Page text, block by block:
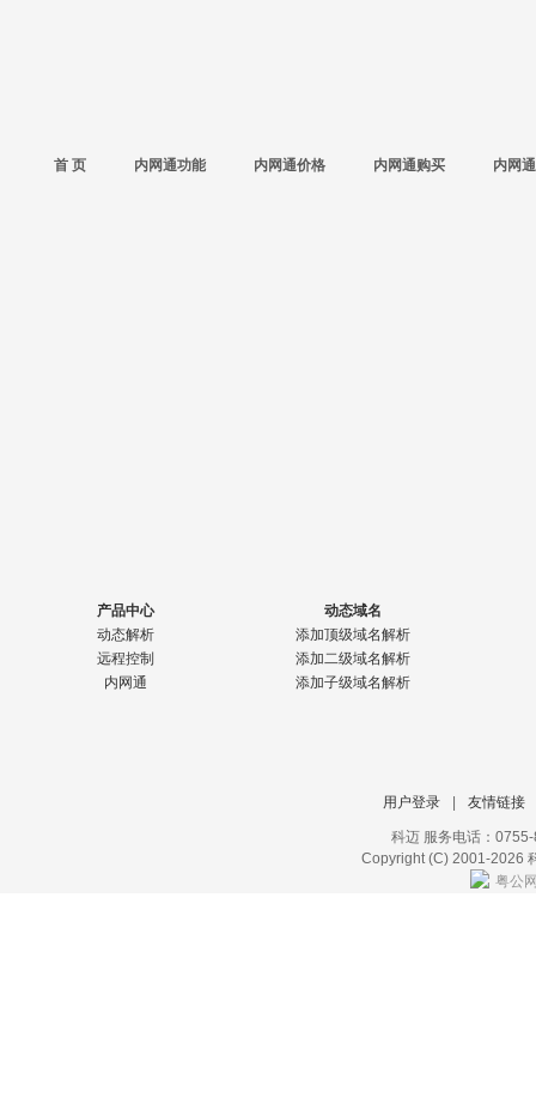
首 页 内网通功能 内网通价格 内网通购买 内网
产品中心
动态解析
远程控制
内网通
动态域名
添加顶级域名解析
添加二级域名解析
添加子级域名解析
用户登录 友情链接
科迈 服务电话：
Copyright (C) 2001-2026
粤公